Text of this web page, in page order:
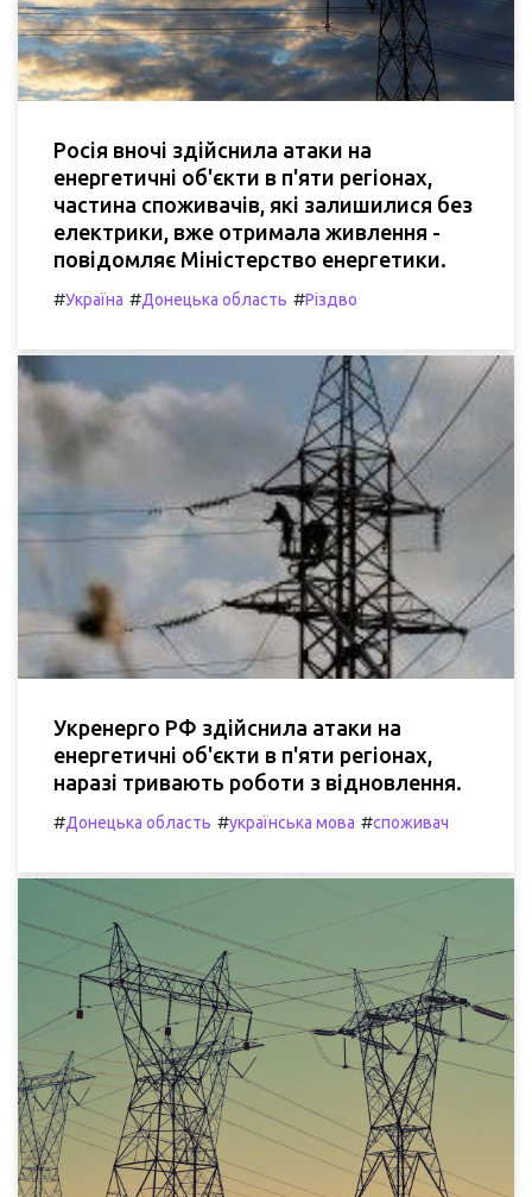
Росія вночі здійснила атаки на
енергетичні об'єкти в п'яти регіонах,
частина споживачів, які залишилися без
електрики, вже отримала живлення -
повідомляє Міністерство енергетики.
#Україна #Донецька область #Різдво
Укренерго РФ здійснила атаки на
енергетичні об'єкти в п'яти регіонах,
наразі тривають роботи з відновлення.
#Донецька область #українська мова #споживач